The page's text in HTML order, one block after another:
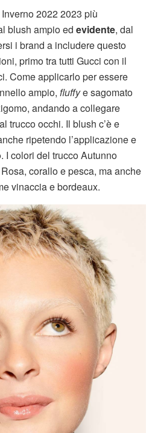
2022 2023 più
blush ampio ed evidente, dal
i brand a includere questo
primo tra tutti Gucci con il
Come applicarlo per essere
ampio, fluffye sagomato
andando a collegare
trucco occhi. Il blush c’è e
ripetendo l’applicazione e
. I colori del trucco Autunno
corallo e pesca, ma anche
vinaccia e bordeaux.